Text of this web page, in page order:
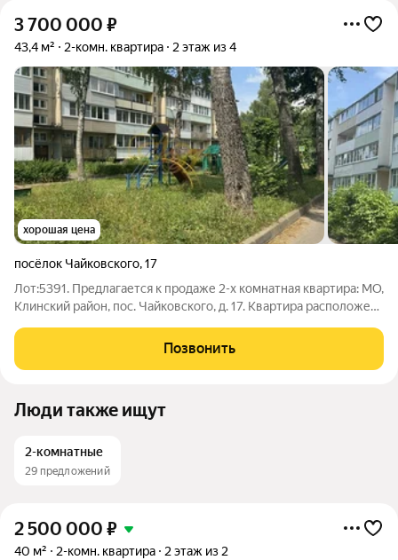
3 700 000 ₽
43,4 м² 2-комн. квартира 2 этаж из 4
хорошая цена
посёлок Чайковского,17
Лот:5391. Предлагается к продаже 2-х комнатная квартира: МО,
Клинский район, пос. Чайковского, д. 17. Квартира расположена
просторная кухня, санузел совмещенный, большая
застекленная лоджия с
Позвонить
Люди также ищут
2-комнатные
29 предложений
2 500 000 ₽
40 м² 2-комн. квартира 2 этаж из 2